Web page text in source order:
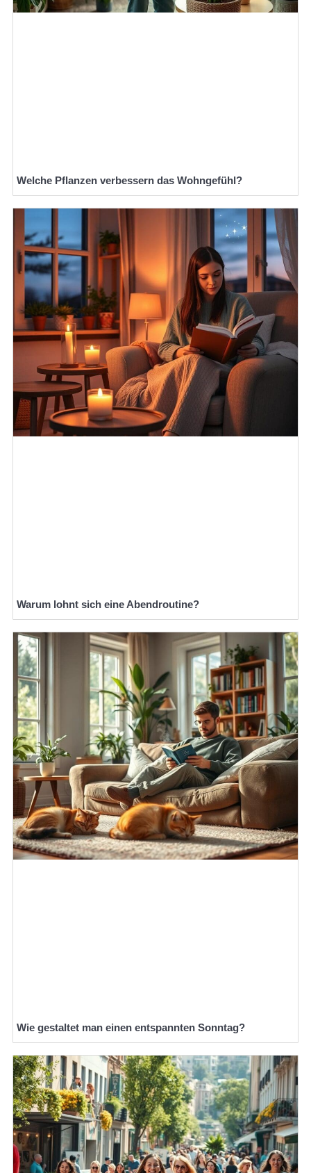
Welche Pflanzen verbessern das Wohngefühl?
Warum lohnt sich eine Abendroutine?
Wie gestaltet man einen entspannten Sonntag?